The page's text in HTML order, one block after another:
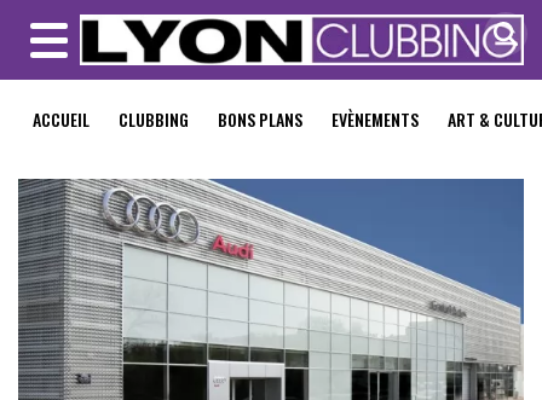
MENU
ACCUEIL CLUBBING BONS PLANS EVÈNEMENTS ART &